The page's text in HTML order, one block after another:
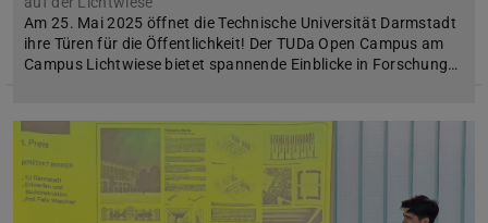
Am 25. Mai 2025 öffnet die Technische Universität Darmstadt
ihre Türen für die Öffentlichkeit! Der TUDa Open Campus am
Campus Lichtwiese bietet spannende Einblicke in Forschung…